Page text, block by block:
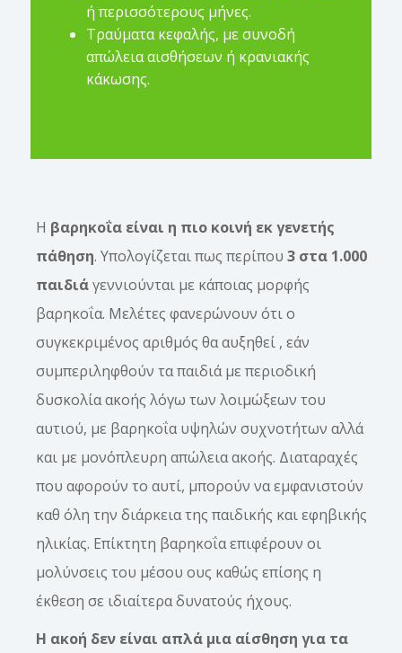
ή περισσότερους μήνες.
Τραύματα κεφαλής, με συνοδή
απώλεια αισθήσεων ή κρανιακής
κάκωσης.
Η βαρηκοΐα είναι η πιο κοινή εκ γενετής
πάθηση. Υπολογίζεται πως περίπου 3 στα 1.000
παιδιάγεννιούνται με κάποιας μορφής
βαρηκοΐα. Μελέτες φανερώνουν ότι ο
συγκεκριμένος αριθμός θα αυξηθεί , εάν
συμπεριληφθούν τα παιδιά με περιοδική
δυσκολία ακοής λόγω των λοιμώξεων του
αυτιού, με βαρηκοΐα υψηλών συχνοτήτων αλλά
και με μονόπλευρη απώλεια ακοής. Διαταραχές
που αφορούν το αυτί, μπορούν να εμφανιστούν
καθ όλη την διάρκεια της παιδικής και εφηβικής
ηλικίας. Επίκτητη βαρηκοΐα επιφέρουν οι
μολύνσεις του μέσου ους καθώς επίσης η
έκθεση σε ιδιαίτερα δυνατούς ήχους.
Η ακοή δεν είναι απλά μια αίσθηση για τα